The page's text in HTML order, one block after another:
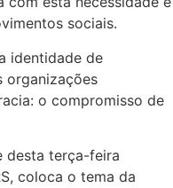
sociais.
identidade de
organizações
o compromisso de
desta terça-feira
coloca o tema da